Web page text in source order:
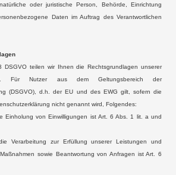
natürliche oder juristische Person, Behörde, Einrichtung
Daten im Auftrag des Verantwortlichen
DSGVO teilen wir Ihnen die Rechtsgrundlagen unserer
Für Nutzer aus dem Geltungsbereich der
(DSGVO), d.h. der EU und des EWG gilt, sofern die
nicht genannt wird, Folgendes:
Einholung von Einwilligungen ist Art. 6 Abs. 1 lit. a und
Verarbeitung zur Erfüllung unserer Leistungen und
sowie Beantwortung von Anfragen ist Art. 6